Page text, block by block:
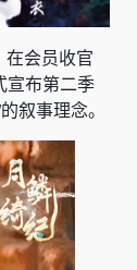
会员收官
宣布第二季
叙事理念。